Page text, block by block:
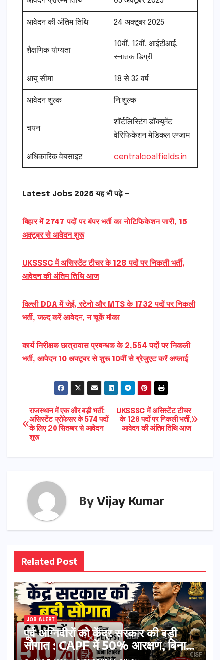
आवेदन की अंतिम तिथि 24 अक्टूबर 2025
शैक्षणिक योग्यता
10वीं, 12वीं, आईटीआई,
स्नातक डिग्री
आयु सीमा 18 से 32 वर्ष
आवेदन शुल्क नि:शुल्क
चयन
शॉर्टलिस्टिंग डॉक्यूमेंट
वेरिफिकेशन मेडिकल एग्जाम
अधिकारिक वेबसाइट centralcoalfields.in
Latest Jobs 2025 यह भी पढ़े –
बिहार में 2747 पदों पर बंपर भर्ती का नोटिफिकेशन जारी, 15
अक्टूबर से आवेदन शुरू
UKSSSC में असिस्टेंट टीचर के 128 पदों पर निकली भर्ती,
आवेदन की अंतिम तिथि आज
दिल्ली DDA में जेई, स्टेनो और MTS के 1732 पदों पर निकली
भर्ती, जल्द करें आवेदन, न चूकें मौका
कार्य निरीक्षक छात्रावास प्रबन्धक के 2,554 पदों पर निकली
भर्ती, आवेदन 10 अक्टूबर से शुरू 10वीं से ग्रेजुएट करें अप्लाई
Post
navigation
UKSSSC में असिस्टेंट टीचर
के 128 पदों पर निकली भर्ती,
आवेदन की अंतिम तिथि आज
राजस्थान में एक और बड़ी भर्ती:
असिस्टेंट प्रोफेसर के 574 पदों
के लिए 20 सितम्बर से आवेदन
शुरू
By Vijay Kumar
Related Post
JOB ALERT
पूर्व अग्निवीरों को केंद्र सरकार की बड़ी
सौगात : CAPF में 50% आरक्षण, बिना